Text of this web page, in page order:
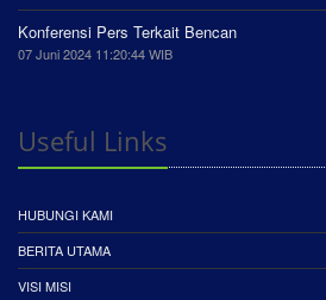
Konferensi Pers Terkait Bencan
07 Juni 2024 11:20:44 WIB
Useful Links
HUBUNGI KAMI
BERITA UTAMA
VISI MISI